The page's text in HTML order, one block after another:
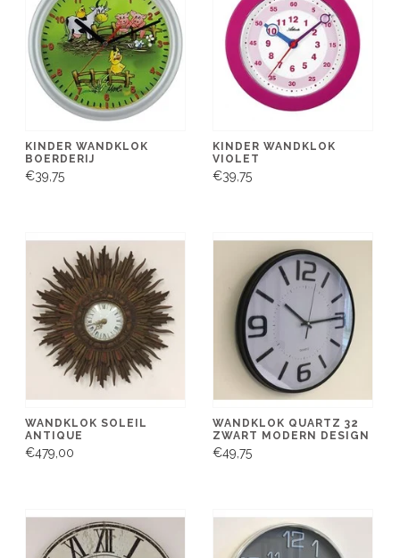
KINDER WANDKLOK
BOERDERIJ
€39,75
KINDER WANDKLOK
VIOLET
€39,75
WANDKLOK SOLEIL
ANTIQUE
€479,00
WANDKLOK QUARTZ 32
ZWART MODERN DESIGN
€49,75